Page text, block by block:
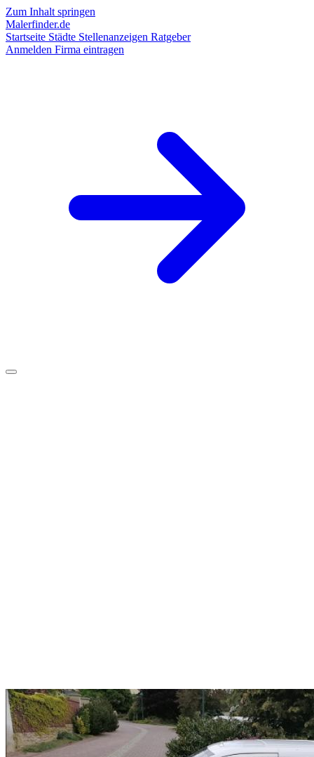
Zum Inhalt springen
Malerfinder.de
Startseite Städte Stellenanzeigen Ratgeber
Anmelden Firma eintragen